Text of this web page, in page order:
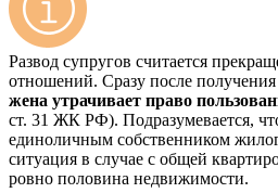
Развод супругов считается
отношений. Сразу после получения
жена утрачивает право
ст. 31 ЖК РФ). Подразумевается,
единоличным собственником
ситуация в случае с общей
ровно половина недвижимости.